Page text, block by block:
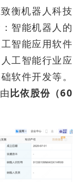
衡机器人科技
智能机器人的
智能应用软件
工智能行业应
软件开发等。
比依股份（60